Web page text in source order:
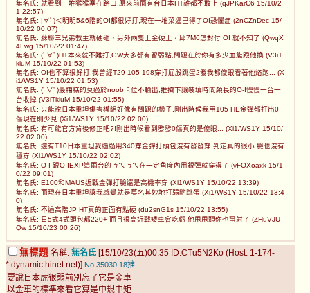
無名氏: 就看到一堆猴猴塞在路口,原來前面有台日本HT誰都不敢上 (qJPKarC6 15/10/2
1 22:57)
無名氏: |∀ﾟ)＜明明5&6階的OI都很好打,現在一堆菜逼巴得了OI恐懼症 (2nCZnDec 15/
10/22 00:07)
無名氏: 蘇聯三兄弟教主就硬砸，另外兩隻上金硬上，邱7M6怎對付 OI 就不知了 (QwqX
4Fwg 15/10/22 01:47)
無名氏: (ﾟ∀ﾟ)HT本來就不難打,GW大多都有留弱點,問題在於你有多少血能跟他換 (V3iT
kiuM 15/10/22 01:53)
無名氏: OI也不算很好打.我曾經T29 105 198穿打屁股跳蛋2發我都傻眼看著他烙跑... (X
i1/WS1Y 15/10/22 01:53)
無名氏: (ﾟ∀ﾟ)最糟糕的莫過於noob卡位不輸出,推擠下讓裝填時間頗長的O-I慢慢一台一
台收掉 (V3iTkiuM 15/10/22 01:55)
無名氏: 只能說日本重坦傷害模組好像有問題的樣子.剛出時候我用105 HE金彈都打出0
傷現在則少見 (Xi1/WS1Y 15/10/22 02:00)
無名氏: 有可能官方背後修正吧?!剛出時候看到發發0傷真的是傻眼... (Xi1/WS1Y 15/10/
22 02:00)
無名氏: 還有T10日本重坦我遇過用340穿金彈打頭包沒有發發穿.判定真的很小.臉也沒有
穩穿 (Xi1/WS1Y 15/10/22 02:02)
無名氏: O-I 跟O-IEXP這兩台的ㄋㄟㄋㄟ在一定角度內用銀彈就穿得了 (vFOXoaxk 15/1
0/22 09:01)
無名氏: E100和MAUS近戰金彈打臉還是高機率穿 (Xi1/WS1Y 15/10/22 13:39)
無名氏: 而現在日本重坦讓我感覺就是莫名其妙地打弱點跳蛋 (Xi1/WS1Y 15/10/22 13:4
0)
無名氏: 不過高階JP HT真的正面有點硬 (du2snG1s 15/10/22 13:55)
無名氏: 日5式4式頭包都220+ 而且很高近戰矮車會吃虧 他甩甩頭你也甭射了 (ZHuVJU
Qw 15/10/23 00:26)
無標題 名稱: 無名氏 [15/10/23(五)00:35 ID:CTu5N2Ko (Host: 1-174-
*.dynamic.hinet.net)] No.35030 18推
要說日本虎很弱前別忘了它是金車
以金車的標準來看它算是中規中矩